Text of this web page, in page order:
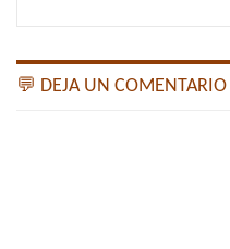
💬 DEJA UN COMENTARIO